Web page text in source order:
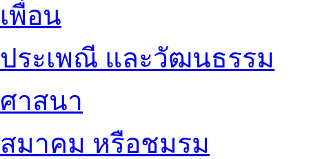
เพื่อน
ประเพณี และวัฒนธรรม
ศาสนา
สมาคม หรือชมรม